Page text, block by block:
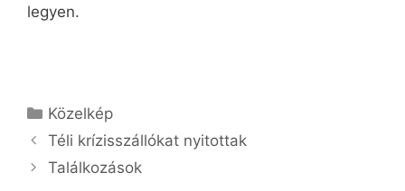
legyen.
Kategória
Közelkép
Téli krízisszállókat nyitottak
Találkozások